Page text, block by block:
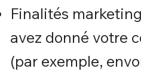
Finalités
avez donné votre
(par exemple,